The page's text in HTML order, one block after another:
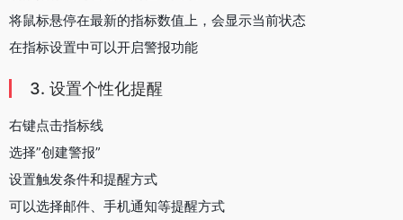
将鼠标悬停在最新的指标数值上，会显示当前状态
在指标设置中可以开启警报功能
3. 设置个性化提醒
右键点击指标线
选择”创建警报”
设置触发条件和提醒方式
可以选择邮件、手机通知等提醒方式